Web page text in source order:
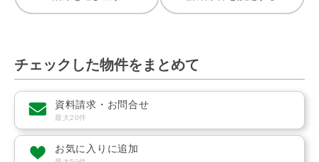
チェックした物件をまとめて
資料請求・お問合せ
最大20件
お気に入りに追加